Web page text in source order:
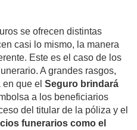
se ofrecen distintas
casi lo mismo, la manera
Este es el caso de los
A grandes rasgos,
que el Seguro brindará
a los beneficiarios
del titular de la póliza y el
funerarios como el